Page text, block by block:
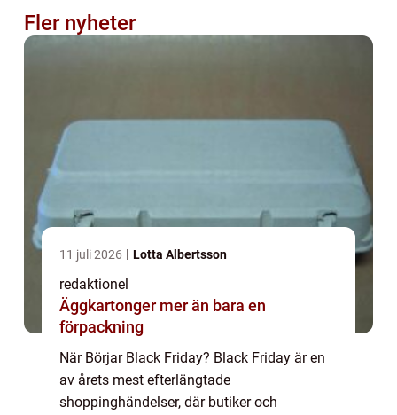
Fler nyheter
11 juli 2026 Lotta Albertsson
redaktionel
Äggkartonger mer än bara en
förpackning
När Börjar Black Friday? Black Friday är en
av årets mest efterlängtade
shoppinghändelser, där butiker och